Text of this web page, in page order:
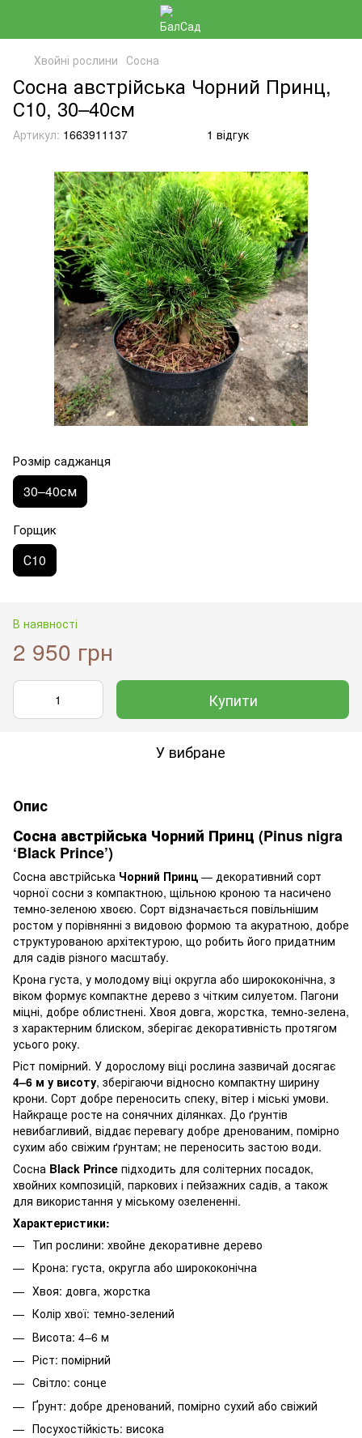
Хвойні рослини Сосна
Сосна австрійська Чорний Принц,
С10, 30–40см
Артикул: 1663911137 1 відгук
Розмір саджанця
30–40см
Горщик
С10
В наявності
2 950 грн
Купити
У вибране
Опис
Сосна австрійська Чорний Принц (Pinus nigra
‘Black Prince’)
Сосна австрійська Чорний Принц — декоративний сорт
чорної сосни з компактною, щільною кроною та насичено
темно-зеленою хвоєю. Сорт відзначається повільнішим
ростом у порівнянні з видовою формою та акуратною, добре
структурованою архітектурою, що робить його придатним
для садів різного масштабу.
Крона густа, у молодому віці округла або ширококонічна, з
віком формує компактне дерево з чітким силуетом. Пагони
міцні, добре облистнені. Хвоя довга, жорстка, темно-зелена,
з характерним блиском, зберігає декоративність протягом
усього року.
Ріст помірний. У дорослому віці рослина зазвичай досягає
4–6 м у висоту, зберігаючи відносно компактну ширину
крони. Сорт добре переносить спеку, вітер і міські умови.
Найкраще росте на сонячних ділянках. До ґрунтів
невибагливий, віддає перевагу добре дренованим, помірно
сухим або свіжим ґрунтам; не переносить застою води.
Сосна Black Prince підходить для солітерних посадок,
хвойних композицій, паркових і пейзажних садів, а також
для використання у міському озелененні.
Характеристики:
Тип рослини: хвойне декоративне дерево
Крона: густа, округла або ширококонічна
Хвоя: довга, жорстка
Колір хвої: темно-зелений
Висота: 4–6 м
Ріст: помірний
Світло: сонце
Ґрунт: добре дренований, помірно сухий або свіжий
Посухостійкість: висока